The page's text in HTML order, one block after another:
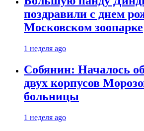
поздравили с днем
Московском зоопарке
1 неделя ago
Собянин: Началось
двух корпусов
больницы
1 неделя ago